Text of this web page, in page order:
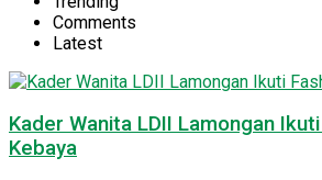
Comments
Latest
Kader Wanita LDII Lamongan
Kebaya